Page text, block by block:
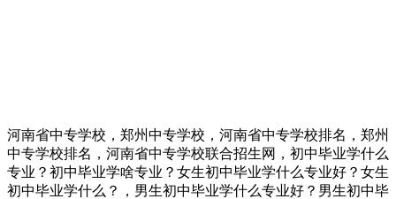
河南省中专学校，郑州中专学校，河南省中专学校排名，郑州
中专学校排名，河南省中专学校联合招生网，初中毕业学什么
专业？初中毕业学啥专业？女生初中毕业学什么专业好？女生
初中毕业学什么？，男生初中毕业学什么专业好？男生初中毕